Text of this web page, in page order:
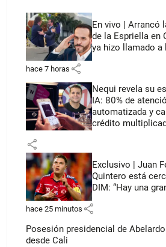
En vivo | Arrancó
de la Espriella en
ya hizo llamado a
hace 7 horas share
Nequi revela su
IA: 80% de
automatizada y
crédito
share
Exclusivo | Juan
Quintero está
DIM: “Hay una
hace 25 minutos share
Posesión presidencial de
desde Cali